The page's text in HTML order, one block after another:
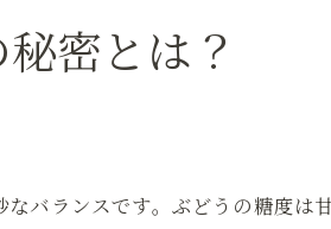
の安らぎ
まれる至福のひととき
ぶどうの楽しみ方
密とは？
バランスです。ぶどうの糖度は